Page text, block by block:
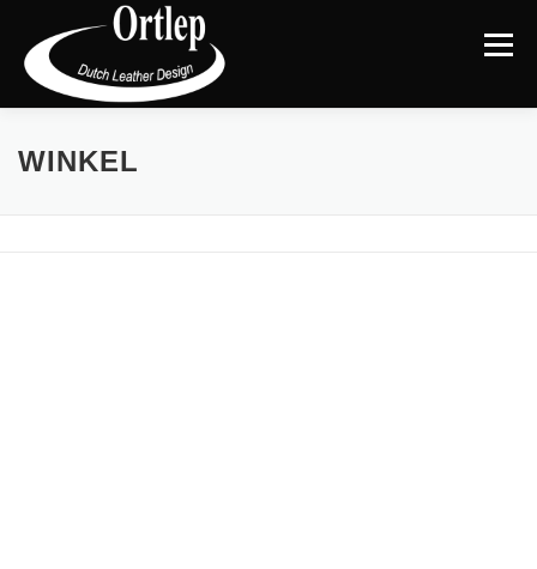
Menu
TERUG NAAR DE WEBSITE
WINKEL